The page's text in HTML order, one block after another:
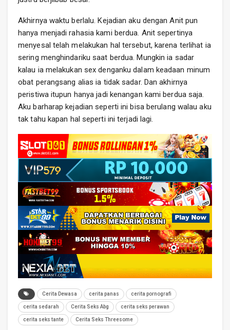
Akhirnya waktu berlalu. Kejadian aku dengan Anit pun
hanya menjadi rahasia kami berdua. Anit sepertinya
menyesal telah melakukan hal tersebut, karena terlihat ia
sering menghindariku saat berdua. Mungkin ia sadar
kalau ia melakukan sex denganku dalam keadaan minum
obat perangsang alias ia tidak sadar. Dan akhirnya
peristiwa itupun hanya jadi kenangan kami berdua saja.
Aku barharap kejadian seperti ini bisa berulang walau aku
tak tahu kapan hal seperti ini terjadi lagi.
Cerita Dewasa cerita panas cerita pornografi
cerita sedarah Cerita Seks Abg cerita seks perawan
cerita seks tante Cerita Seks Threesome